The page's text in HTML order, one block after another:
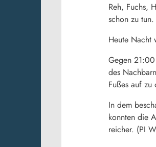
Reh, Fuchs,
schon zu
Heute Nacht
Gegen
des
Fußes auf
In dem
konnten die
reicher. (PI